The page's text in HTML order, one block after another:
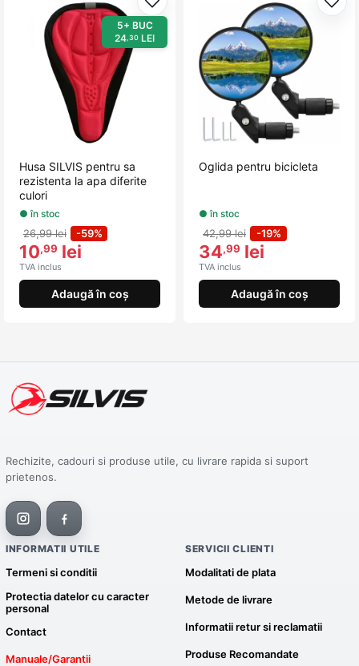
Adaugă la favorite
5+ BUC
24 ,30 LEI
Husa SILVIS pentru sa
rezistenta la apa diferite
culori
● în stoc
26,99 lei -59%
10,99 lei
TVA inclus
Adaugă în coș
Oglida pentru bicicleta
● în stoc
42,99 lei -19%
34,99 lei
TVA inclus
Adaugă în coș
Rechizite, cadouri si produse utile, cu livrare rapida si suport
prietenos.
INFORMATII UTILE
Termeni si conditii
Protectia datelor cu caracter
personal
Contact
Manuale/Garantii
SERVICII CLIENTI
Modalitati de plata
Metode de livrare
Informatii retur si reclamatii
Produse Recomandate